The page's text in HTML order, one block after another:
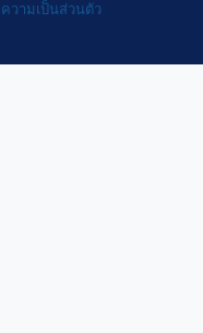
วามเป็นส่วนตัว